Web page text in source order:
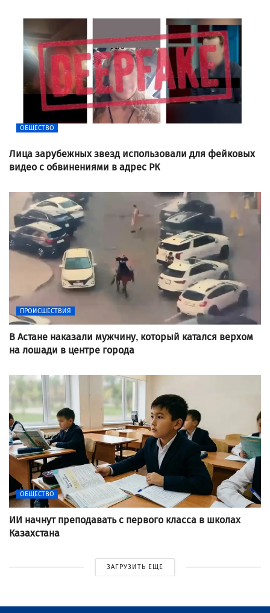
ОБЩЕСТВО
Лица зарубежных звезд использовали для фейковых
видео с обвинениями в адрес РК
ПРОИСШЕСТВИЯ
В Астане наказали мужчину, который катался верхом
на лошади в центре города
ОБЩЕСТВО
ИИ начнут преподавать с первого класса в школах
Казахстана
ЗАГРУЗИТЬ ЕЩЕ